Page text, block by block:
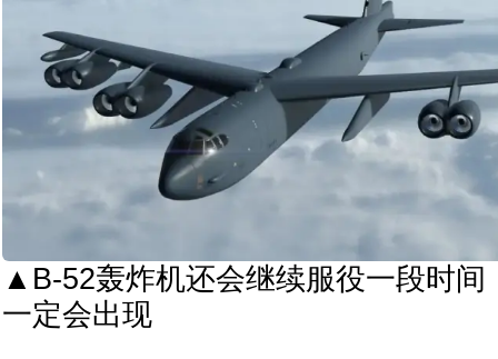
▲B-52轰炸机还会继续服役一段时间
一定会出现